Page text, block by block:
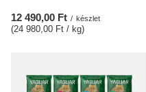
12 490,00 Ft / készlet
(24 980,00 Ft / kg)